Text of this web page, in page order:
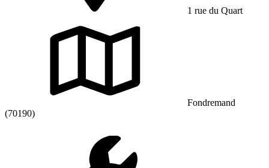
1 rue du Quart
Fondremand
(70190)